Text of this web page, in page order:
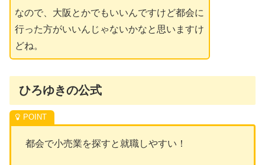
なので、大阪とかでもいいんですけど都会に
行った方がいいんじゃないかなと思いますけ
どね。
ひろゆきの公式
都会で小売業を探すと就職しやすい！